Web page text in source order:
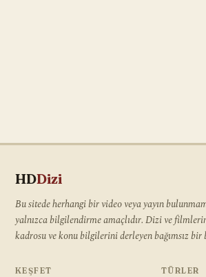
HDDizi
Bu sitede herhangi bir video veya yayın
yalnızca bilgilendirme amaçlıdır. Dizi ve
kadrosu ve konu bilgilerini derleyen bağımsız bir
KEŞFET TÜRLER